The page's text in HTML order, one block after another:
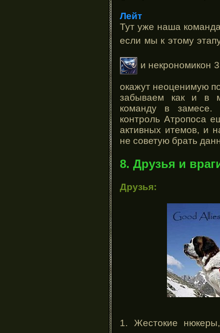
Лейт
Тут уже наша
если мы к этому
и некрономикон
окажут неоценимую
забываем как и в
команду в
контроль Атропоса
активных итемов, и
не советую брать
8. Друзья и
Друзья:
1. Жестокие